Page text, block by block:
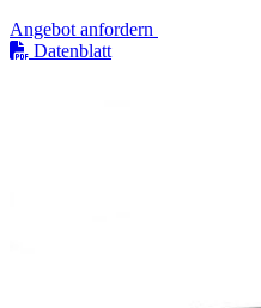
Angebot anfordern
Datenblatt